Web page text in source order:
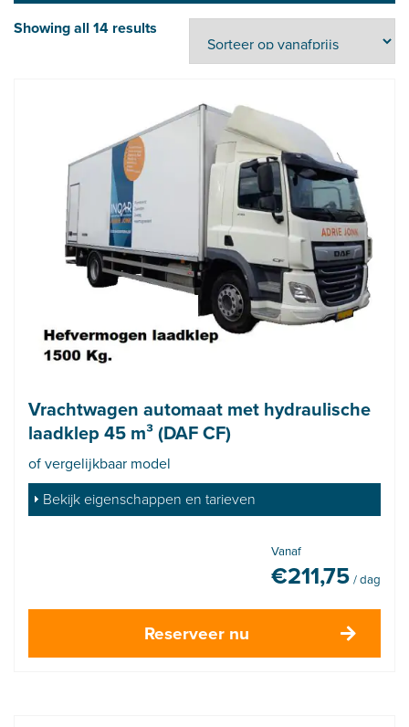
Showing all 14 results
Vrachtwagen automaat met hydraulische
laadklep 45 m³ (DAF CF)
of vergelijkbaar model
Bekijk eigenschappen en tarieven
Vanaf
€211,75 / dag
Reserveer nu